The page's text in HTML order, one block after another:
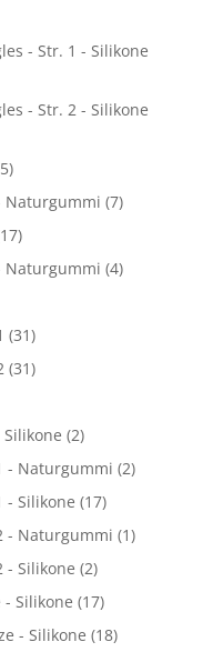
- Str. 1 - Silikone
- Str. 2 - Silikone
Naturgummi (7)
Naturgummi (4)
(31)
(31)
Silikone (2)
- Naturgummi (2)
- Silikone (17)
- Naturgummi (1)
- Silikone (2)
- Silikone (17)
- Silikone (18)